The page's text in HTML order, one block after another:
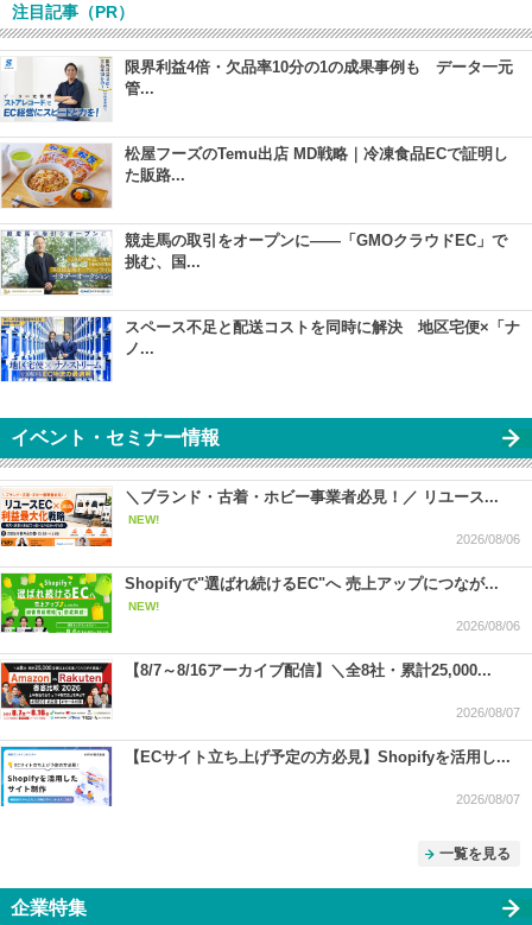
注目記事（PR）
限界利益4倍・欠品率10分の1の成果事例も データ一元
管...
松屋フーズのTemu出店 MD戦略｜冷凍食品ECで証明し
た販路...
競走馬の取引をオープンに――「GMOクラウドEC」で
挑む、国...
スペース不足と配送コストを同時に解決 地区宅便×「ナ
ノ...
イベント・セミナー情報
＼ブランド・古着・ホビー事業者必見！／ リユース...
NEW!
2026/08/06
Shopifyで"選ばれ続けるEC"へ 売上アップにつなが...
NEW!
2026/08/06
【8/7～8/16アーカイブ配信】＼全8社・累計25,000...
2026/08/07
【ECサイト立ち上げ予定の方必見】Shopifyを活用し...
2026/08/07
一覧を見る
企業特集